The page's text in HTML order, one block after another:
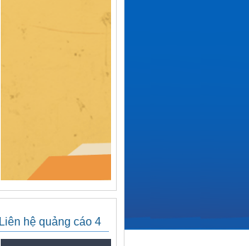
Liên hệ quảng cáo 4